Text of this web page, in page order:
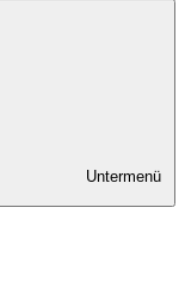
Untermenü